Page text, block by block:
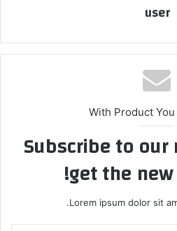
user
With Product
Subscribe to
get the
Lorem ipsum dolor sit